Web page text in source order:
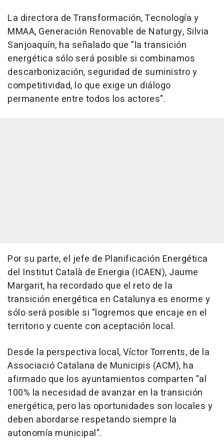
La directora de Transformación, Tecnología y
MMAA, Generación Renovable de Naturgy, Silvia
Sanjoaquín, ha señalado que "la transición
energética sólo será posible si combinamos
descarbonización, seguridad de suministro y
competitividad, lo que exige un diálogo
permanente entre todos los actores".
Por su parte, el jefe de Planificación Energética
del Institut Català de Energia (ICAEN), Jaume
Margarit, ha recordado que el reto de la
transición energética en Catalunya es enorme y
sólo será posible si "logremos que encaje en el
territorio y cuente con aceptación local.
Desde la perspectiva local, Víctor Torrents, de la
Associació Catalana de Municipis (ACM), ha
afirmado que los ayuntamientos comparten "al
100% la necesidad de avanzar en la transición
energética, pero las oportunidades son locales y
deben abordarse respetando siempre la
autonomía municipal".